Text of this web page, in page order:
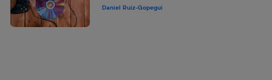
Daniel Ruiz-Gopegui